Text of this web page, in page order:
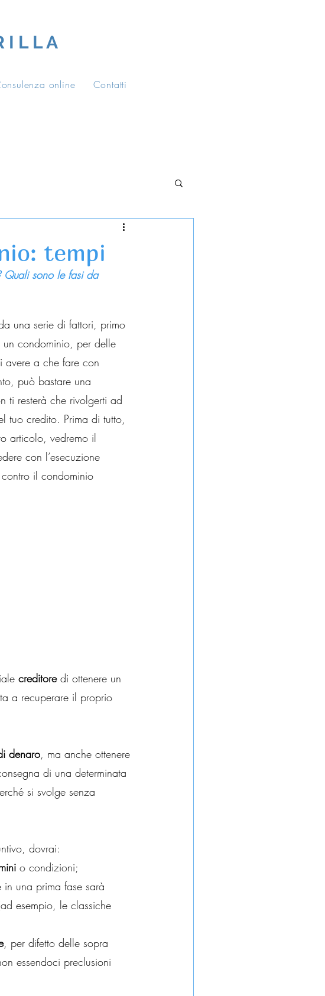
I L L A
online Contatti
tempi
Quali sono le fasi da
una serie di fattori, primo
condominio, per delle
avere a che fare con
può bastare una
ti resterà che rivolgerti ad
tuo credito. Prima di tutto,
articolo, vedremo il
con l’esecuzione
il condominio
creditore di ottenere un
a recuperare il proprio
denaro, ma anche ottenere
di una determinata
si svolge senza
dovrai:
o condizioni;
in una prima fase sarà
esempio, le classiche
, per difetto delle sopra
essendoci preclusioni